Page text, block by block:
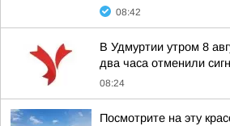
08:42
В Удмуртии утром 8
два часа отменили
08:24
Посмотрите на эту